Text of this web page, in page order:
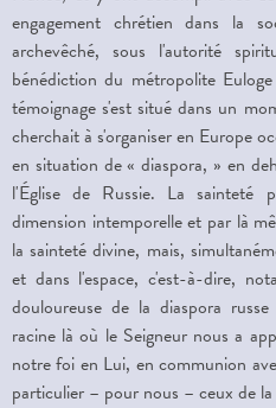
engagement chrétien dans la
archevêché, sous l'autorité
bénédiction du métropolite
témoignage s'est situé dans un
cherchait à s'organiser en Europe
en situation de « diaspora, » en
l'Église de Russie. La sainteté
dimension intemporelle et par là
la sainteté divine, mais,
et dans l'espace, c'est-à-dire,
douloureuse de la diaspora
racine là où le Seigneur nous a
notre foi en Lui, en communion
particulier – pour nous – ceux de